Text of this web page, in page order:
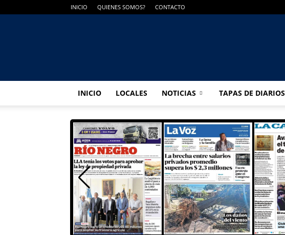
INICIO QUIENES SOMOS? CONTACTO
INICIO LOCALES NOTICIAS TAPAS DE DIARIOS